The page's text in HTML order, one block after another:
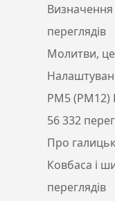
переглядів
Молитви,
РМ5 (РМ12)
56 332
Про
Ковбаса і
переглядів